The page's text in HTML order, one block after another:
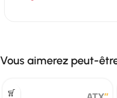
Vous aimerez peut-